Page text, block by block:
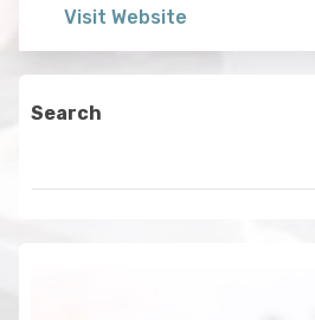
Visit Website
Search